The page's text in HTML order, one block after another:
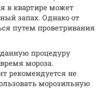
в квартире может
запах. Однако от
путем проветривания
процедуру
мороза.
рекомендуется не
морозильную